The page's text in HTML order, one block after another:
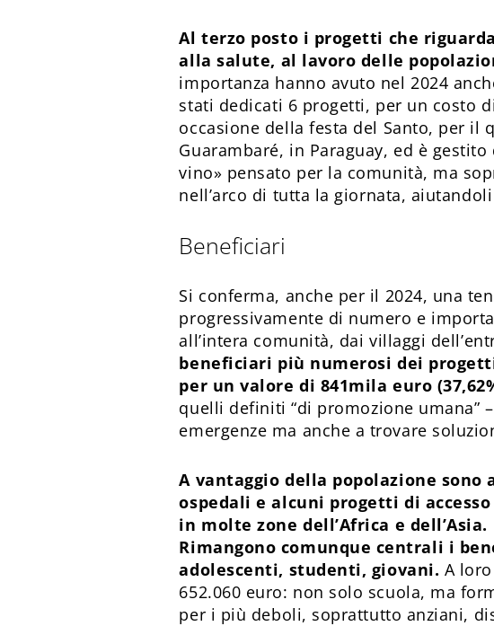
Al terzo posto i progetti che
alla salute, al lavoro delle
importanza hanno avuto nel 2024
stati dedicati 6 progetti, per un costo
occasione della festa del Santo, per il
Guarambaré, in Paraguay, ed è
vino» pensato per la comunità, ma
nell’arco di tutta la giornata,
Beneficiari
Si conferma, anche per il 2024, una
progressivamente di numero e
all’intera comunità, dai villaggi
beneficiari più numerosi dei
per un valore di 841mila euro
quelli definiti “di promozione umana”
emergenze ma anche a trovare
A vantaggio della popolazione
ospedali e alcuni progetti di
in molte zone dell’Africa e dell’Asia.
Rimangono comunque centrali i
adolescenti, studenti, giovani. A
652.060 euro: non solo scuola, ma
per i più deboli, soprattutto anziani,